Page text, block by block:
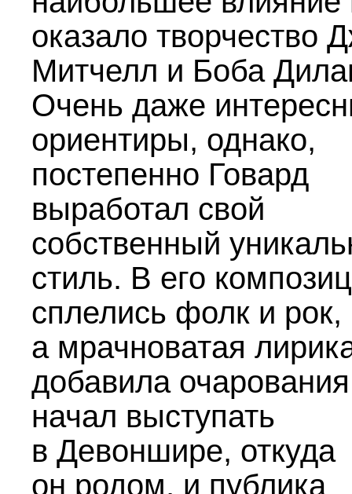
оказало творчество
Митчелл и Боба
Очень даже
ориентиры, однако,
постепенно Говард
выработал свой
собственный
стиль. В его
сплелись фолк и рок,
а мрачноватая
добавила
начал выступать
в Девоншире, откуда
он родом, и публика